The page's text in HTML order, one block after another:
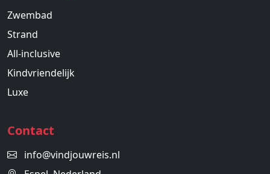
Zwembad
Strand
All-inclusive
Kindvriendelijk
Luxe
Contact
info@vindjouwreis.nl